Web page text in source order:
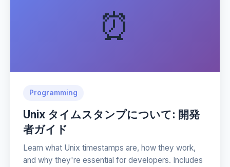
⏰
Programming
Unix タイムスタンプについて: 開発
者ガイド
Learn what Unix timestamps are, how they work,
and why they're essential for developers. Includes